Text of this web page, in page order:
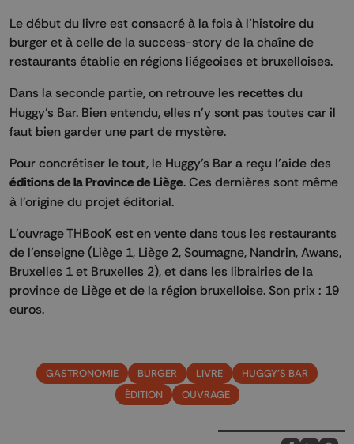
Le début du livre est consacré à la fois à l’histoire du
burger et à celle de la success-story de la chaîne de
restaurants établie en régions liégeoises et bruxelloises.
Dans la seconde partie, on retrouve les recettes du
Huggy’s Bar. Bien entendu, elles n'y sont pas toutes car il
faut bien garder une part de mystère.
Pour concrétiser le tout, le Huggy’s Bar a reçu l’aide des
éditions de la Province de Liège. Ces dernières sont même
à l’origine du projet éditorial.
L'ouvrage THBooK est en vente dans tous les restaurants
de l'enseigne (Liège 1, Liège 2, Soumagne, Nandrin, Awans,
Bruxelles 1 et Bruxelles 2), et dans les librairies de la
province de Liège et de la région bruxelloise. Son prix : 19
euros.
GASTRONOMIE BURGER LIVRE
HUGGY'S BAR
ÉDITION
OUVRAGE